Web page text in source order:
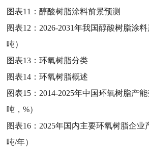
图表11：醇酸树脂涂料前景预测
图表12： 2026-2031年我国醇酸树脂涂
吨）
图表13：环氧树脂分类
图表14：环氧树脂概述
图表15： 2014-2025年中国环氧树脂产
吨，%）
图表16： 2025年国内主要环氧树脂企业
吨/年）